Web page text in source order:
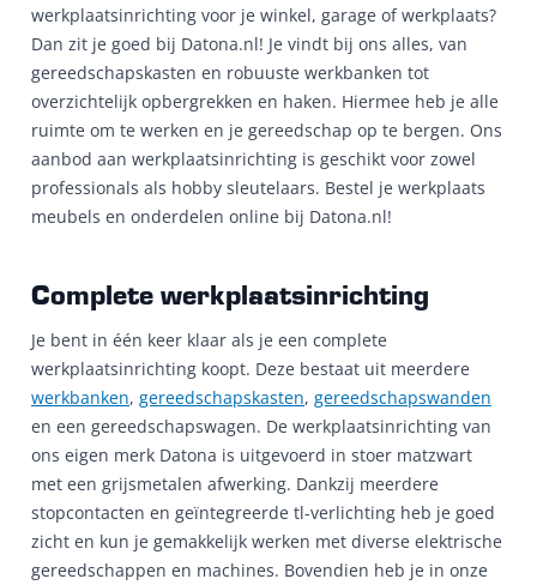
werkplaatsinrichting voor je winkel, garage of werkplaats?
Dan zit je goed bij Datona.nl! Je vindt bij ons alles, van
gereedschapskasten en robuuste werkbanken tot
overzichtelijk opbergrekken en haken. Hiermee heb je alle
ruimte om te werken en je gereedschap op te bergen. Ons
aanbod aan werkplaatsinrichting is geschikt voor zowel
professionals als hobby sleutelaars. Bestel je werkplaats
meubels en onderdelen online bij Datona.nl!
Complete werkplaatsinrichting
Je bent in één keer klaar als je een complete
werkplaatsinrichting koopt. Deze bestaat uit meerdere
werkbanken, gereedschapskasten, gereedschapswanden
en een gereedschapswagen. De werkplaatsinrichting van
ons eigen merk Datona is uitgevoerd in stoer matzwart
met een grijsmetalen afwerking. Dankzij meerdere
stopcontacten en geïntegreerde tl-verlichting heb je goed
zicht en kun je gemakkelijk werken met diverse elektrische
gereedschappen en machines. Bovendien heb je in onze